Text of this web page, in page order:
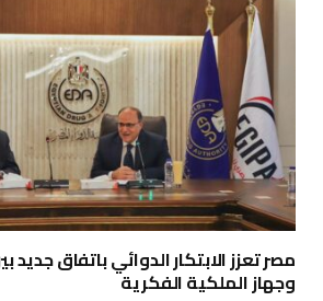
مصر تعزز الابتكار الدوائي باتفاق جديد
وجهاز الملكية الفكرية